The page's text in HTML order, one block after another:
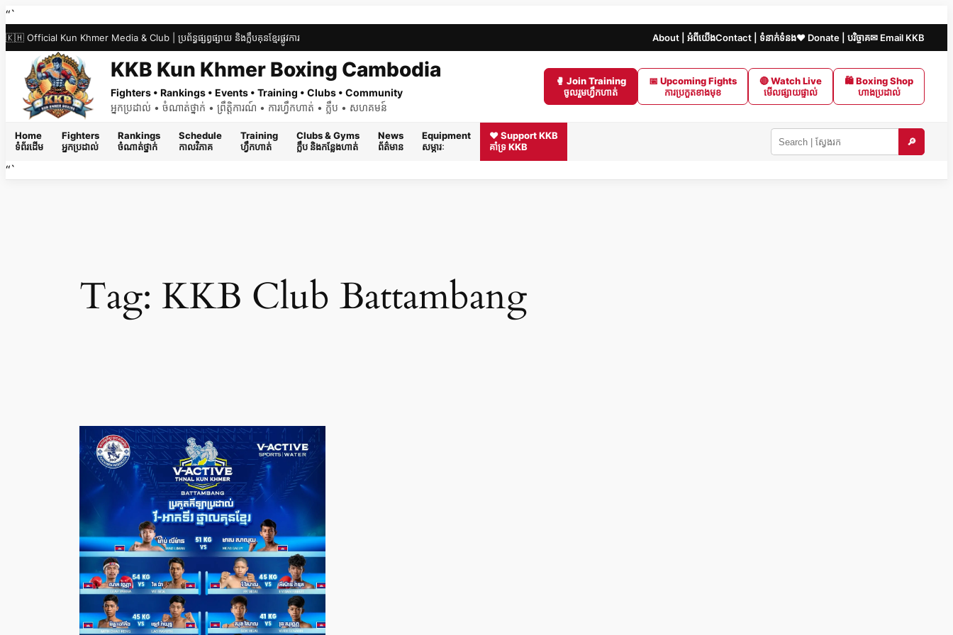
Skip
to
content
“`
🇰🇭 Official Kun Khmer Media & Club | ប្រព័ន្ធផ្សព្វផ្សាយ និងក្លឹបគុនខ្មែរផ្លូវការ About | អំពីយើងContact | ទំនាក់ទំនង❤️ Donate | បរិច្ចាគ✉ Email KKB
KKB Kun Khmer Boxing Cambodia
Fighters • Rankings • Events • Training • Clubs • Community
អ្នកប្រដាល់ • ចំណាត់ថ្នាក់ • ព្រឹត្តិការណ៍ • ការហ្វឹកហាត់ • ក្លឹប • សហគមន៍
🥊 Join Training
ចូលរួមហ្វឹកហាត់
📅 Upcoming Fights
ការប្រកួតខាងមុខ
🔴 Watch Live
មើលផ្សាយផ្ទាល់
🛍 Boxing Shop
ហាងប្រដាល់
Home
ទំព័រដើម
Fighters
អ្នកប្រដាល់
Rankings
ចំណាត់ថ្នាក់
Schedule
កាលវិភាគ
Training
ហ្វឹកហាត់
Clubs & Gyms
ក្លឹប និងកន្លែងហាត់
News
ព័ត៌មាន
Equipment
សម្ភារៈ
❤️ Support KKB
គាំទ្រ KKB
Search
🔎
“`
Tag: KKB Club Battambang